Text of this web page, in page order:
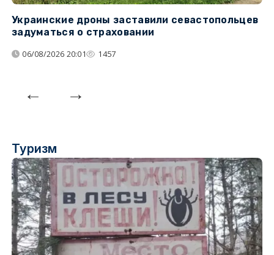
Украинские дроны заставили севастопольцев
задуматься о страховании
06/08/2026 20:01 1457
Туризм